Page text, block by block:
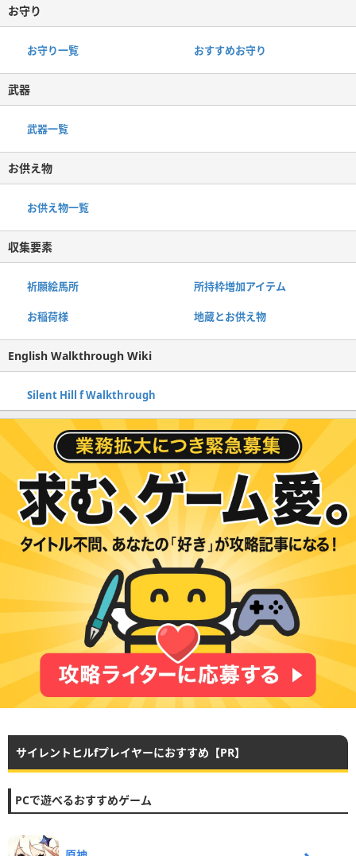
お守り
お守り一覧 おすすめお守り
武器
武器一覧
お供え物
お供え物一覧
収集要素
祈願絵馬所 所持枠増加アイテム
お稲荷様 地蔵とお供え物
English Walkthrough Wiki
Silent Hill f Walkthrough
サイレントヒルfプレイヤーにおすすめ【PR】
PCで遊べるおすすめゲーム